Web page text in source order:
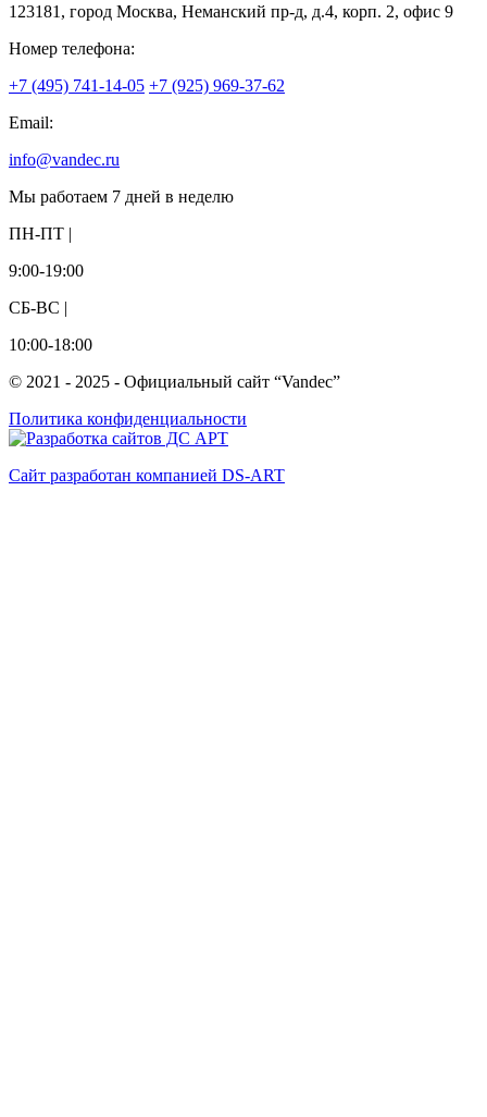
123181, город Москва, Неманский пр-д, д.4, корп. 2, офис 9
Номер телефона:
+7 (495) 741-14-05 +7 (925) 969-37-62
Email:
info@vandec.ru
Мы работаем 7 дней в неделю
ПН-ПТ |
9:00-19:00
СБ-ВС |
10:00-18:00
© 2021 - 2025 - Официальный сайт “Vandec”
Политика конфиденциальности
Сайт разработан компанией DS-ART